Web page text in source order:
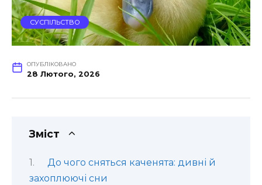
СУСПІЛЬСТВО
ОПУБЛІКОВАНО
28 Лютого, 2026
Зміст
До чого сняться каченята: дивні й
захоплюючі сни